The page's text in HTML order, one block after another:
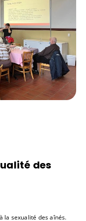
des
la sexualité des aînés.